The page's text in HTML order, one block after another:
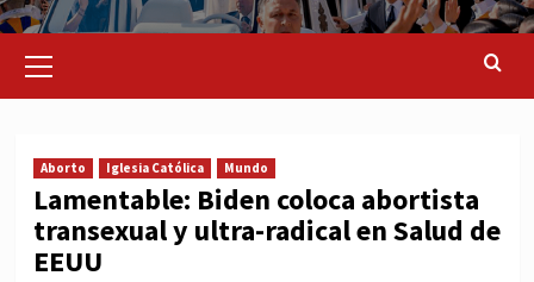
Menu
Aborto Iglesia Católica Mundo
Lamentable: Biden coloca abortista
transexual y ultra-radical en Salud de
EEUU